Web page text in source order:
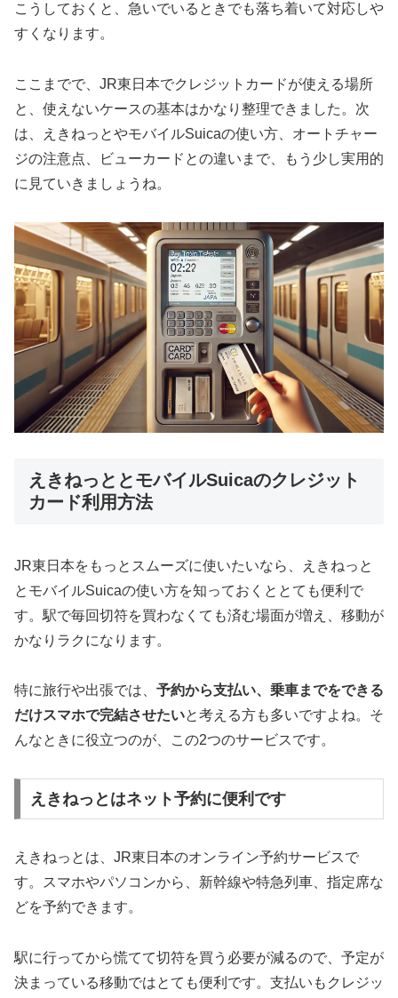
こうしておくと、急いでいるときでも落ち着いて対応しや
すくなります。
ここまでで、JR東日本でクレジットカードが使える場所
と、使えないケースの基本はかなり整理できました。次
は、えきねっとやモバイルSuicaの使い方、オートチャー
ジの注意点、ビューカードとの違いまで、もう少し実用的
に見ていきましょうね。
えきねっととモバイルSuicaのクレジット
カード利用方法
JR東日本をもっとスムーズに使いたいなら、えきねっと
とモバイルSuicaの使い方を知っておくととても便利で
す。駅で毎回切符を買わなくても済む場面が増え、移動が
かなりラクになります。
特に旅行や出張では、 予約から支払い、乗車までをできる
だけスマホで完結させたいと考える方も多いですよね。そ
んなときに役立つのが、この2つのサービスです。
えきねっとはネット予約に便利です
えきねっとは、JR東日本のオンライン予約サービスで
す。スマホやパソコンから、新幹線や特急列車、指定席な
どを予約できます。
駅に行ってから慌てて切符を買う必要が減るので、予定が
決まっている移動ではとても便利です。支払いもクレジッ